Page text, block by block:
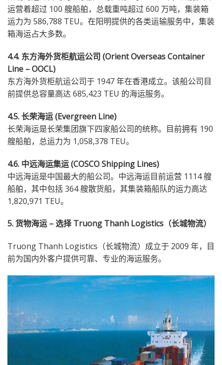
运营着超过 100 艘船舶，总载重吨超过 600 万吨，集装箱
运力为 586,788 TEU。在阳明提供的各类运输服务中，集装
箱海运占大多数。
4.4. 东方海外货柜航运公司 (Orient Overseas Container
Line – OOCL)
东方海外货柜航运公司于 1947 年在香港成立。该船公司目
前提供总容量高达 685,423 TEU 的海运服务。
4.5. 长荣海运 (Evergreen Line)
长荣海运是长荣集团旗下四家船公司的统称。目前拥有 190
艘船舶，总运力为 1,058,378 TEU。
4.6. 中远海运集运 (COSCO Shipping Lines)
中远海运是中国最大的船公司。中远海运目前运营 1114 艘
船舶，其中包括 364 艘散货船，其集装箱船队的运力高达
1,820,971 TEU。
5. 货物海运 – 选择 Truong Thanh Logistics（长城物流）
Truong Thanh Logistics（长城物流）成立于 2009 年，目
前为国内外客户提供可靠、专业的海运服务。